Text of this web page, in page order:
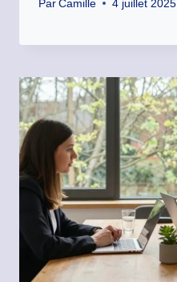
Par Camille 4 juillet 2025